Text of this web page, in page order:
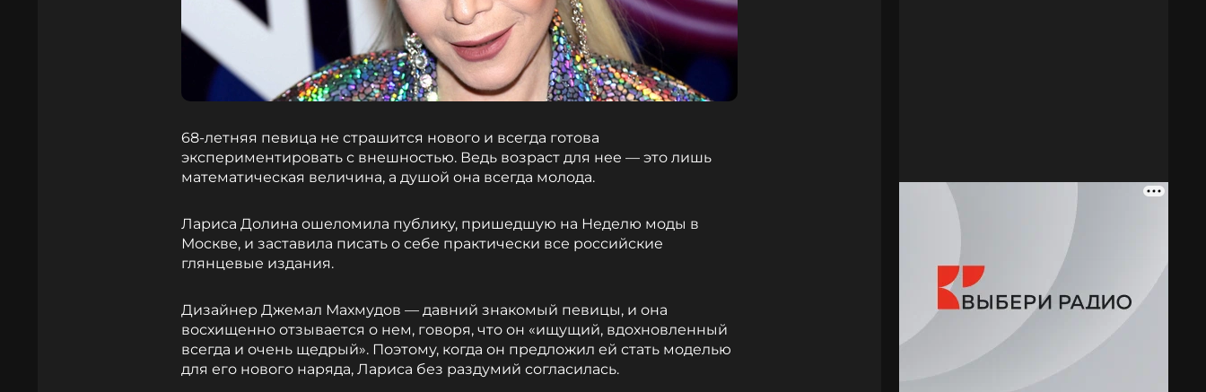
68-летняя певица не страшится нового и всегда готова
экспериментировать с внешностью. Ведь возраст для нее — это лишь
математическая величина, а душой она всегда молода.
Лариса Долина ошеломила публику, пришедшую на Неделю моды в
Москве, и заставила писать о себе практически все российские
глянцевые издания.
Дизайнер Джемал Махмудов — давний знакомый певицы, и она
восхищенно отзывается о нем, говоря, что он «ищущий, вдохновленный
всегда и очень щедрый». Поэтому, когда он предложил ей стать моделью
для его нового наряда, Лариса без раздумий согласилась.